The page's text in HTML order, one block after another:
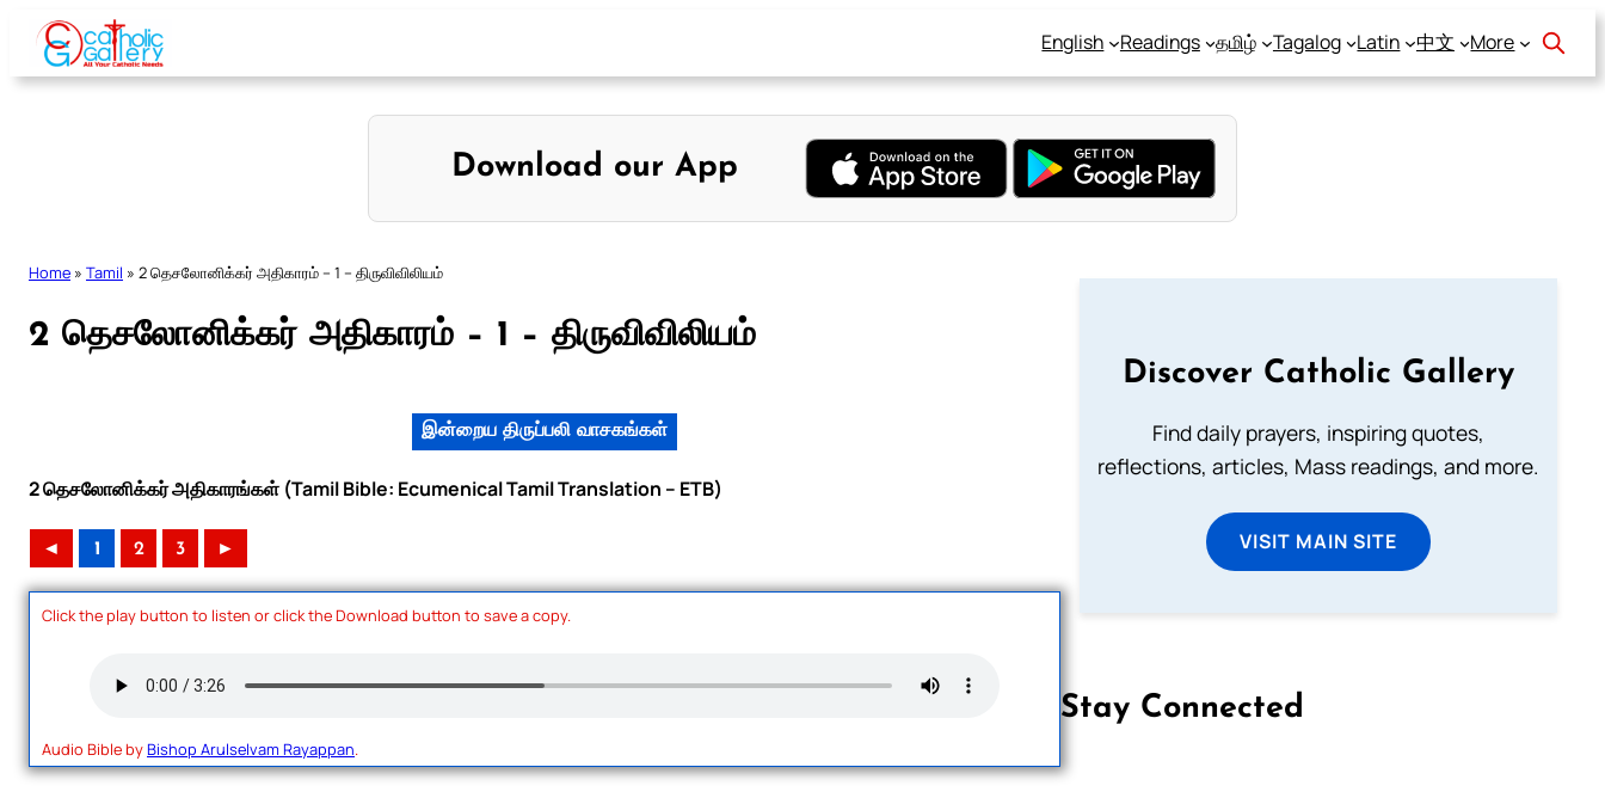
Skip
content
English Readings தமிழ் Tagalog Latin 中文 More
Download our App
Home » Tamil » 2 தெசலோனிக்கர் அதிகாரம் – 1 – திருவிவிலியம்
2 தெசலோனிக்கர் அதிகாரம் – 1 – திருவிவிலியம்
இன்றைய திருப்பலி வாசகங்கள்
2 தெசலோனிக்கர் அதிகாரங்கள் (Tamil Bible: Ecumenical Tamil Translation – ETB)
◄ 1 2 3 ►
Click the play button to listen or click the Download button to save a copy.
Audio Bible byBishop Arulselvam Rayappan.
Discover Catholic Gallery
Find daily prayers, inspiring quotes,
reflections, articles, Mass readings, and more.
VISIT MAIN SITE
Stay Connected